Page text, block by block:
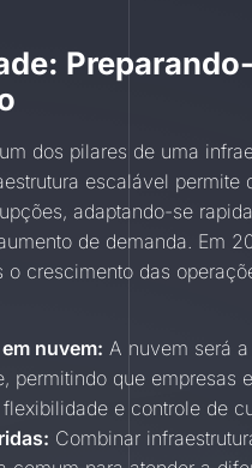
dos pilares de uma
escalável permite
adaptando-se
de demanda. Em
o crescimento das
nuvem: A nuvem será
permitindo que empresas
e controle de
Combinar